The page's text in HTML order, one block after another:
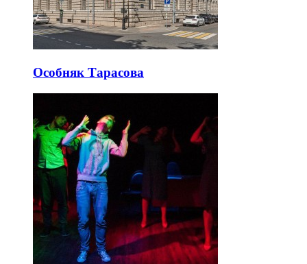
Особняк Тарасова